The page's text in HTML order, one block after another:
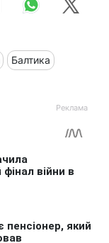
Балтика